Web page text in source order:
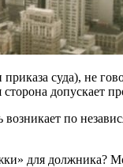
суда), не
допускает
возникает по
для должника?